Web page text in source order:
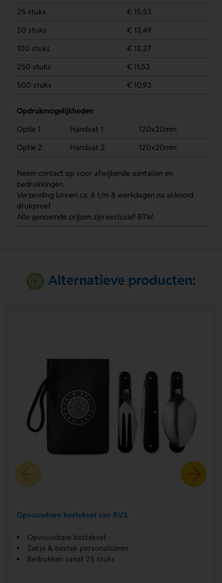
25 stuks
€ 15,53
50 stuks
€ 13,49
100 stuks
€ 12,37
250 stuks
€ 11,53
500 stuks
€ 10,93
Opdrukmogelijkheden
Optie 1
Handvat 1
120x20mm
Optie 2
Handvat 2 120x20mm
Neem contact op voor afwijkende aantallen en
bedrukkingen.
Verzending binnen ca. 6 t/m 8 werkdagen na akkoord
drukproef.
Alle genoemde prijzen zijn exclusief BTW.
Alternatieve producten:
Opvouwbare bestekset van RVS
Opvouwbare bestekset
Zakje & bestek personaliseren
Bedrukken vanaf 25 stuks